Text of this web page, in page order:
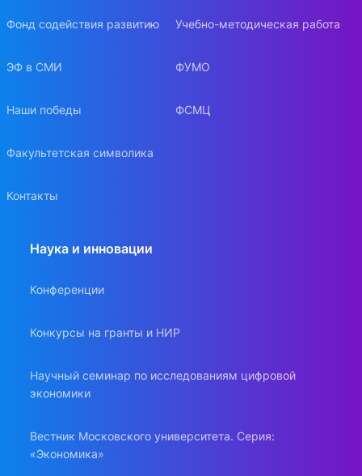
Фонд содействия развитию
ЭФ в СМИ
Наши победы
Факультетская символика
Контакты
Учебно-методическая работа
ФУМО
ФСМЦ
Наука и инновации
Конференции
Конкурсы на гранты и НИР
Научный семинар по исследованиям цифровой
экономики
Вестник Московского университета. Серия:
«Экономика»